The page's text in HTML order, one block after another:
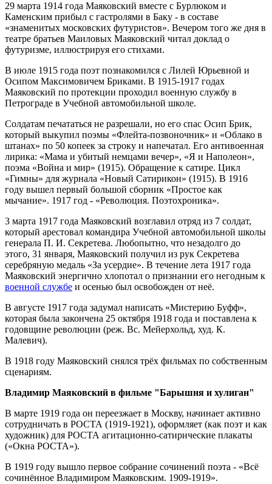
29 марта 1914 года Маяковский вместе с Бурлюком и
Каменским прибыл с гастролями в Баку - в составе
«знаменитых московских футуристов». Вечером того же дня в
театре братьев Маиловых Маяковский читал доклад о
футуризме, иллюстрируя его стихами.
В июле 1915 года поэт познакомился с Лилей Юрьевной и
Осипом Максимовичем Бриками. В 1915-1917 годах
Маяковский по протекции проходил военную службу в
Петрограде в Учебной автомобильной школе.
Солдатам печататься не разрешали, но его спас Осип Брик,
который выкупил поэмы «Флейта-позвоночник» и «Облако в
штанах» по 50 копеек за строку и напечатал. Его антивоенная
лирика: «Мама и убитый немцами вечер», «Я и Наполеон»,
поэма «Война и мир» (1915). Обращение к сатире. Цикл
«Гимны» для журнала «Новый Сатирикон» (1915). В 1916
году вышел первый большой сборник «Простое как
мычание». 1917 год - «Революция. Поэтохроника».
3 марта 1917 года Маяковский возглавил отряд из 7 солдат,
который арестовал командира Учебной автомобильной школы
генерала П. И. Секретева. Любопытно, что незадолго до
этого, 31 января, Маяковский получил из рук Секретева
серебряную медаль «За усердие». В течение лета 1917 года
Маяковский энергично хлопотал о признании его негодным к
военной службе и осенью был освобожден от неё.
В августе 1917 года задумал написать «Мистерию Буфф»,
которая была закончена 25 октября 1918 года и поставлена к
годовщине революции (реж. Вс. Мейерхольд, худ. К.
Малевич).
В 1918 году Маяковский снялся трёх фильмах по собственным
сценариям.
Владимир Маяковский в фильме "Барышня и хулиган"
В марте 1919 года он переезжает в Москву, начинает активно
сотрудничать в РОСТА (1919-1921), оформляет (как поэт и как
художник) для РОСТА агитационно-сатирические плакаты
(«Окна РОСТА»).
В 1919 году вышло первое собрание сочинений поэта - «Всё
сочинённое Владимиром Маяковским. 1909-1919».